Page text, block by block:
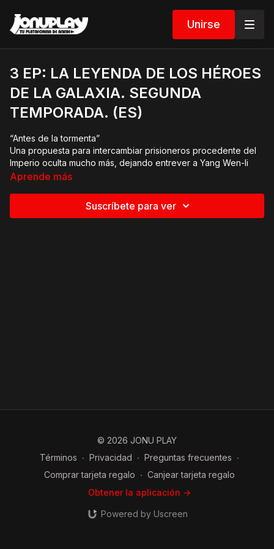
Unirse
3 EP: LA LEYENDA DE LOS HÉROES
DE LA GALAXIA. SEGUNDA
TEMPORADA. (ES)
“Antes de la tormenta”
Una propuesta para intercambiar prisioneros procedente del
Imperio oculta mucho más, dejando entrever a Yang Wen-li
los planes del ahora marqués Lohengramm.
Aprende más
Suscríbete para ver
© 2026 JONU PLAY
Términos ∙ Privacidad ∙ Preguntas frecuentes ∙
Comprar tarjeta regalo ∙ Canjear tarjeta regalo
Obtener la aplicación ->
Powered by Uscreen